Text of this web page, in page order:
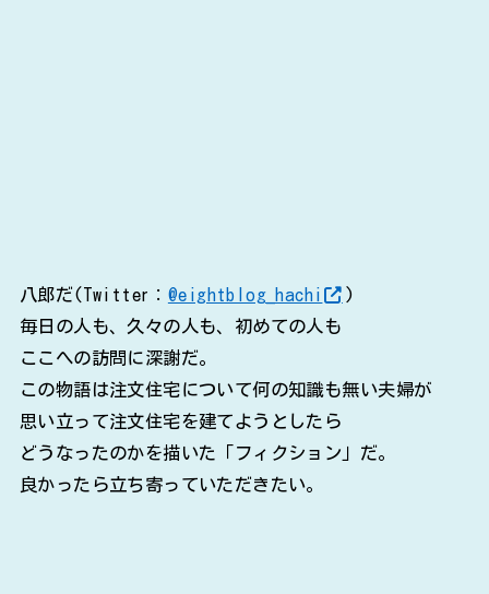
八郎だ(Twitter： @eightblog_hachi
)
毎日の人も、久々の人も、初めての人も
ここへの訪問に深謝だ。
この物語は注文住宅について何の知識も無い夫婦が
思い立って注文住宅を建てようとしたら
どうなったのかを描いた「フィクション」だ。
良かったら立ち寄っていただきたい。